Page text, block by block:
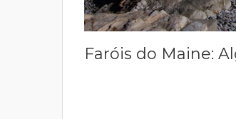
Faróis do Maine: